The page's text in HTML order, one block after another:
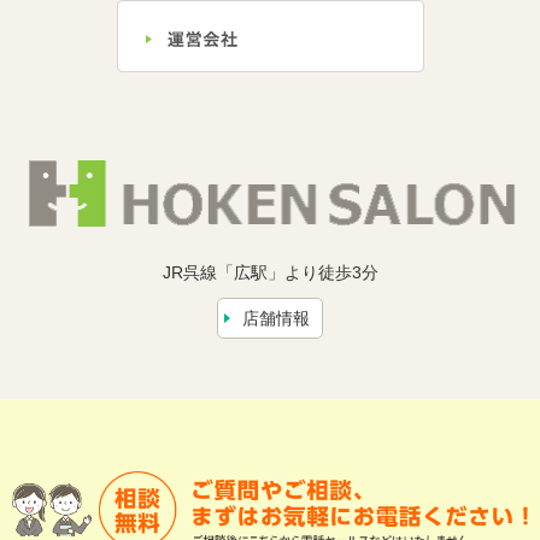
JR呉線「広駅」より徒歩3分
店舗情報